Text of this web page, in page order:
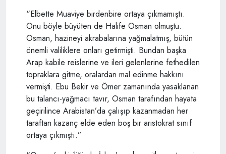
“Elbette Muaviye birdenbire ortaya çıkmamıştı.
Onu böyle büyüten de Halife Osman olmuştu.
Osman, hazineyi akrabalarına yağmalatmış, bütün
önemli valiliklere onları getirmişti. Bundan başka
Arap kabile reislerine ve ileri gelenlerine fethedilen
topraklara gitme, oralardan mal edinme hakkını
vermişti. Ebu Bekir ve Ömer zamanında yasaklanan
bu talancı-yağmacı tavır, Osman tarafından hayata
geçirilince Arabistan’da çalışıp kazanmadan her
taraftan kazanç elde eden boş bir aristokrat sınıf
ortaya çıkmıştı.”